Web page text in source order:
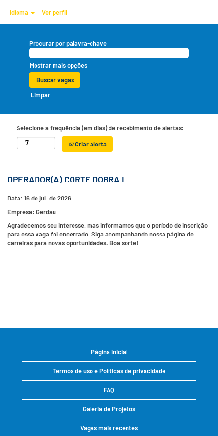
Idioma Ver perfil
Procurar por palavra-chave
Mostrar mais opções
Limpar
Selecione a frequência (em dias) de recebimento de alertas:
Criar alerta
OPERADOR(A) CORTE DOBRA I
Data: 16 de jul. de 2026
Empresa: Gerdau
Agradecemos seu interesse, mas informamos que o período de inscrição
para essa vaga foi encerrado. Siga acompanhando nossa página de
carreiras para novas oportunidades. Boa sorte!
Página inicial
Termos de uso e Políticas de privacidade
FAQ
Galeria de Projetos
Vagas mais recentes